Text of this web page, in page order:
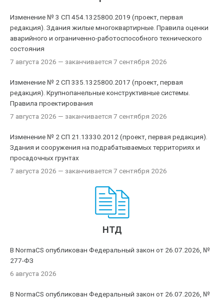
Изменение № 3 СП 454.1325800.2019 (проект, первая
редакция). Здания жилые многоквартирные. Правила оценки
аварийного и ограниченно-работоспособного технического
состояния
7 августа 2026 — заканчивается 7 сентября 2026
Изменение № 2 СП 335.1325800.2017 (проект, первая
редакция). Крупнопанельные конструктивные системы.
Правила проектирования
7 августа 2026 — заканчивается 7 сентября 2026
Изменение № 2 СП 21.13330.2012 (проект, первая редакция).
Здания и сооружения на подрабатываемых территориях и
просадочных грунтах
7 августа 2026 — заканчивается 7 сентября 2026
НТД
В NormaCS опубликован Федеральный закон от 26.07.2026, №
277-ФЗ
6 августа 2026
В NormaCS опубликован Федеральный закон от 26.07.2026, №